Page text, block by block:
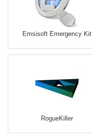
Emsisoft Emergency Kit
RogueKiller